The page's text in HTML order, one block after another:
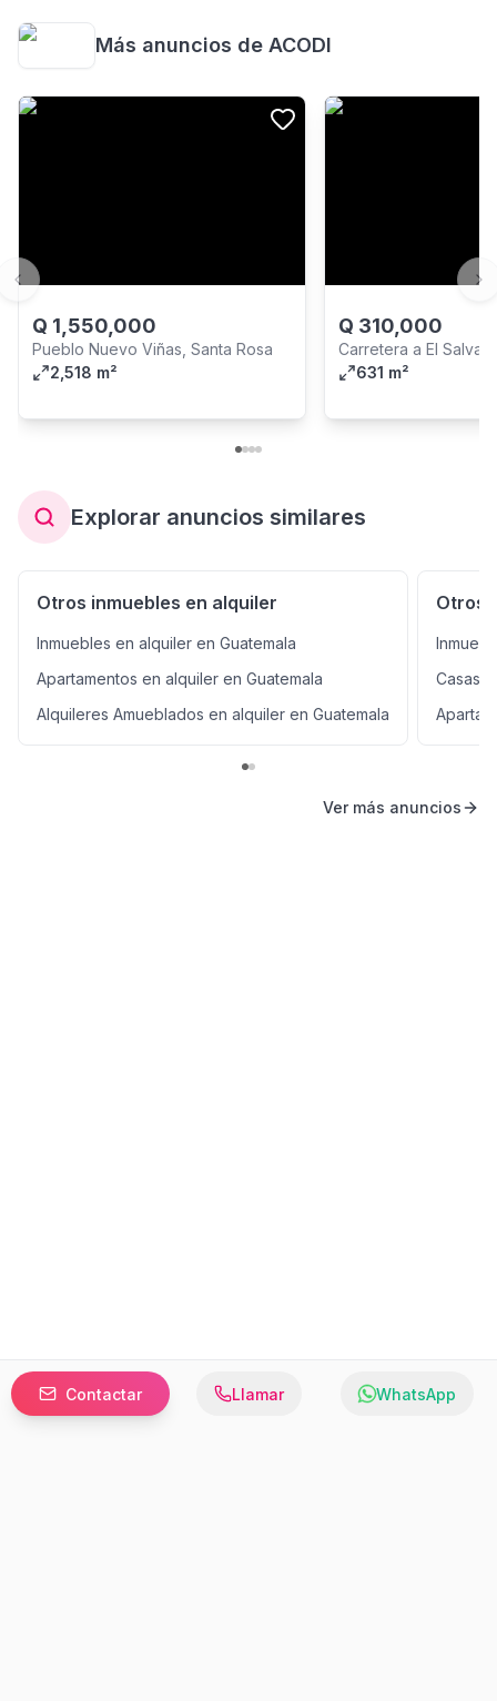
Contactar Llamar WhatsApp
Más anuncios de ACODI
Q 1,550,000
Pueblo Nuevo Viñas, Santa Rosa
2,518 m²
Q 310,000
Carretera a El
City631 m²
Previous slide
Explorar anuncios similares
Otros inmuebles en alquiler
Inmuebles en alquiler en Guatemala
Apartamentos en alquiler en Guatemala
Alquileres Amueblados en alquiler en Guatemala
Otros
Casas
Ver más anuncios